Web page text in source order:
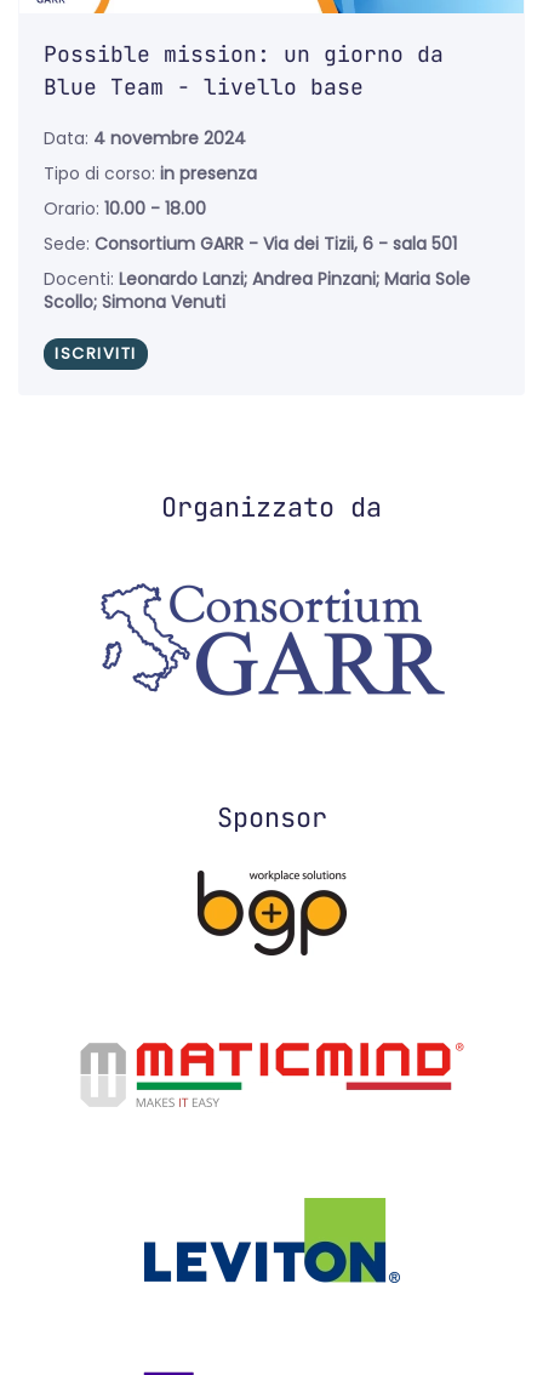
Possible mission: un giorno da
Blue Team - livello base
Data: 4 novembre 2024
Tipo di corso: in presenza
Orario: 10.00 - 18.00
Sede: Consortium GARR - Via dei Tizii, 6 - sala 501
Docenti: Leonardo Lanzi; Andrea Pinzani; Maria Sole
Scollo; Simona Venuti
ISCRIVITI
Organizzato da
Sponsor